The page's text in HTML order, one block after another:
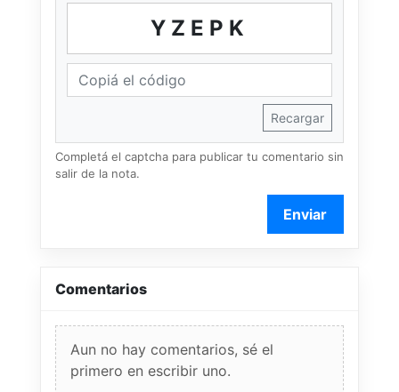
YZEPK
Recargar
Completá el captcha para publicar tu comentario sin
salir de la nota.
Enviar
Comentarios
Aun no hay comentarios, sé el
primero en escribir uno.